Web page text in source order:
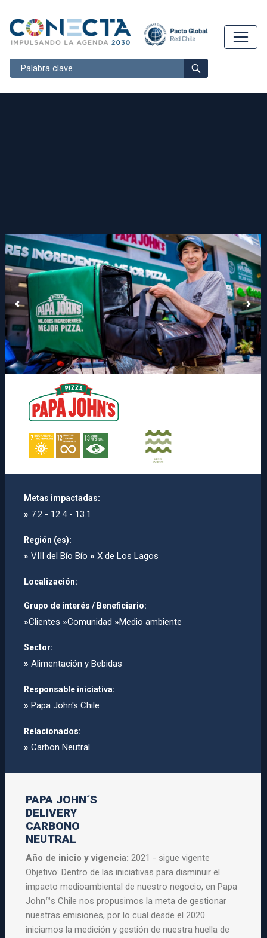
Buscar
Metas impactadas:
» 7.2 - 12.4 - 13.1
Región (es):
» VIII del Bío Bío » X de Los Lagos
Localización:
Grupo de interés / Beneficiario:
»Clientes »Comunidad »Medio ambiente
Sector:
» Alimentación y Bebidas
Responsable iniciativa:
» Papa John's Chile
Relacionados:
» Carbon Neutral
PAPA JOHN´S
DELIVERY
CARBONO
NEUTRAL
Año de inicio y vigencia:2021 - sigue vigente
Objetivo: Dentro de las iniciativas para disminuir el
impacto medioambiental de nuestro negocio, en Papa
John™s Chile nos propusimos la meta de gestionar
nuestras emisiones, por lo cual desde el 2020
iniciamos la medición y gestión de nuestra huella de